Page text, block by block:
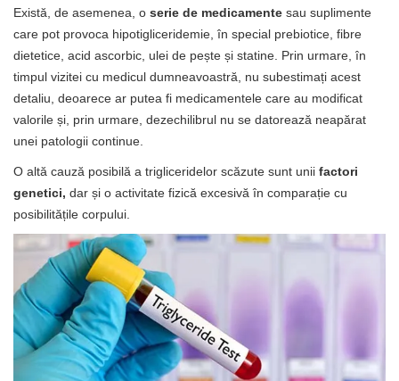
Există, de asemenea, o serie de medicamente sau suplimente
care pot provoca hipotigliceridemie, în special prebiotice, fibre
dietetice, acid ascorbic, ulei de pește și statine. Prin urmare, în
timpul vizitei cu medicul dumneavoastră, nu subestimați acest
detaliu, deoarece ar putea fi medicamentele care au modificat
valorile și, prin urmare, dezechilibrul nu se datorează neapărat
unei patologii continue.
O altă cauză posibilă a trigliceridelor scăzute sunt unii factori
genetici, dar și o activitate fizică excesivă în comparație cu
posibilitățile corpului.